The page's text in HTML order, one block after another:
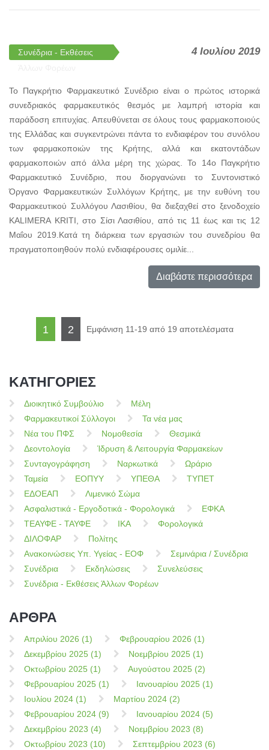
Συνέδρια - Εκθέσεις
4 Ιουλίου 2019
Το Παγκρήτιο Φαρμακευτικό Συνέδριο είναι ο πρώτος ιστορικά
συνεδριακός φαρμακευτικός θεσμός με λαμπρή ιστορία και
παράδοση επιτυχίας. Απευθύνεται σε όλους τους φαρμακοποιούς
της Ελλάδας και συγκεντρώνει πάντα το ενδιαφέρον του συνόλου
των φαρμακοποιών της Κρήτης, αλλά και εκατοντάδων
φαρμακοποιών από άλλα μέρη της χώρας. To 14o Παγκρήτιο
Φαρμακευτικό Συνέδριο, που διοργανώνει το Συντονιστικό
Όργανο Φαρμακευτικών Συλλόγων Κρήτης, με την ευθύνη του
Φαρμακευτικού Συλλόγου Λασιθίου, θα διεξαχθεί στο ξενοδοχείο
KALIMERA KRITI, στo Σίσι Λασιθίου, από τις 11 έως και τις 12
Μαΐου 2019.Κατά τη διάρκεια των εργασιών του συνεδρίου θα
πραγματοποιηθούν πολύ ενδιαφέρουσες ομιλίε...
Διαβάστε περισσότερα
1 2 Εμφάνιση 11-19 από 19 αποτελέσματα
ΚΑΤΗΓΟΡΙΕΣ
Διοικητικό Συμβούλιο
Μέλη
Φαρμακευτικοί Σύλλογοι
Τα νέα μας
Νέα του ΠΦΣ
Νομοθεσία
Θεσμικά
Δεοντολογία
Ίδρυση & Λειτουργία Φαρμακείων
Συνταγογράφηση
Ναρκωτικά
Ωράριο
Ταμεία
ΕΟΠΥΥ ΥΠΕΘΑ
ΤΥΠΕΤ
ΕΔΟΕΑΠ
Λιμενικό Σώμα
Ασφαλιστικά - Εργοδοτικά - Φορολογικά
ΕΦΚΑ
ΤΕΑΥΦΕ - ΤΑΥΦΕ
ΙΚΑ
Φορολογικά
ΔΙΛΟΦΑΡ
Πολίτης
Ανακοινώσεις Υπ. Υγείας - ΕΟΦ
Σεμινάρια / Συνέδρια
Συνέδρια
Εκδηλώσεις
Συνελεύσεις
Συνέδρια - Εκθέσεις Άλλων Φορέων
ΑΡΘΡΑ
Απριλίου 2026 (1)
Φεβρουαρίου 2026 (1)
Δεκεμβρίου 2025 (1)
Νοεμβρίου 2025 (1)
Οκτωβρίου 2025 (1)
Αυγούστου 2025 (2)
Φεβρουαρίου 2025 (1)
Ιανουαρίου 2025 (1)
Ιουλίου 2024 (1)
Μαρτίου 2024 (2)
Φεβρουαρίου 2024 (9)
Ιανουαρίου 2024 (5)
Δεκεμβρίου 2023 (4)
Νοεμβρίου 2023 (8)
Οκτωβρίου 2023 (10)
Σεπτεμβρίου 2023 (6)